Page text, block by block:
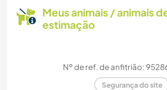
Meus animais / animais
estimação
Nº de ref. de anfitrião:
Segurança do site